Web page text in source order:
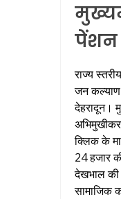
पेंशन
राज्य
जन कल्याण
देहरादून।
क्लिक के
24 हजार
देखभाल की
सामाजिक